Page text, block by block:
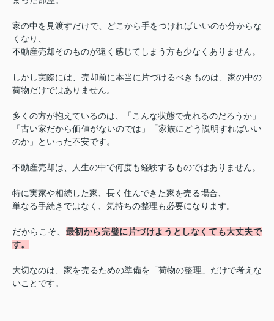
家の中を見渡すだけで、どこから手をつければいいのか分からな
くなり、
不動産売却そのものが遠く感じてしまう方も少なくありません。
しかし実際には、売却前に本当に片づけるべきものは、家の中の
荷物だけではありません。
多くの方が抱えているのは、「こんな状態で売れるのだろうか」
「古い家だから価値がないのでは」「家族にどう説明すればいい
のか」といった不安です。
不動産売却は、人生の中で何度も経験するものではありません。
特に実家や相続した家、長く住んできた家を売る場合、
単なる手続きではなく、気持ちの整理も必要になります。
だからこそ、 最初から完璧に片づけようとしなくても大丈夫で
す。
大切なのは、家を売るための準備を「荷物の整理」だけで考えな
いことです。